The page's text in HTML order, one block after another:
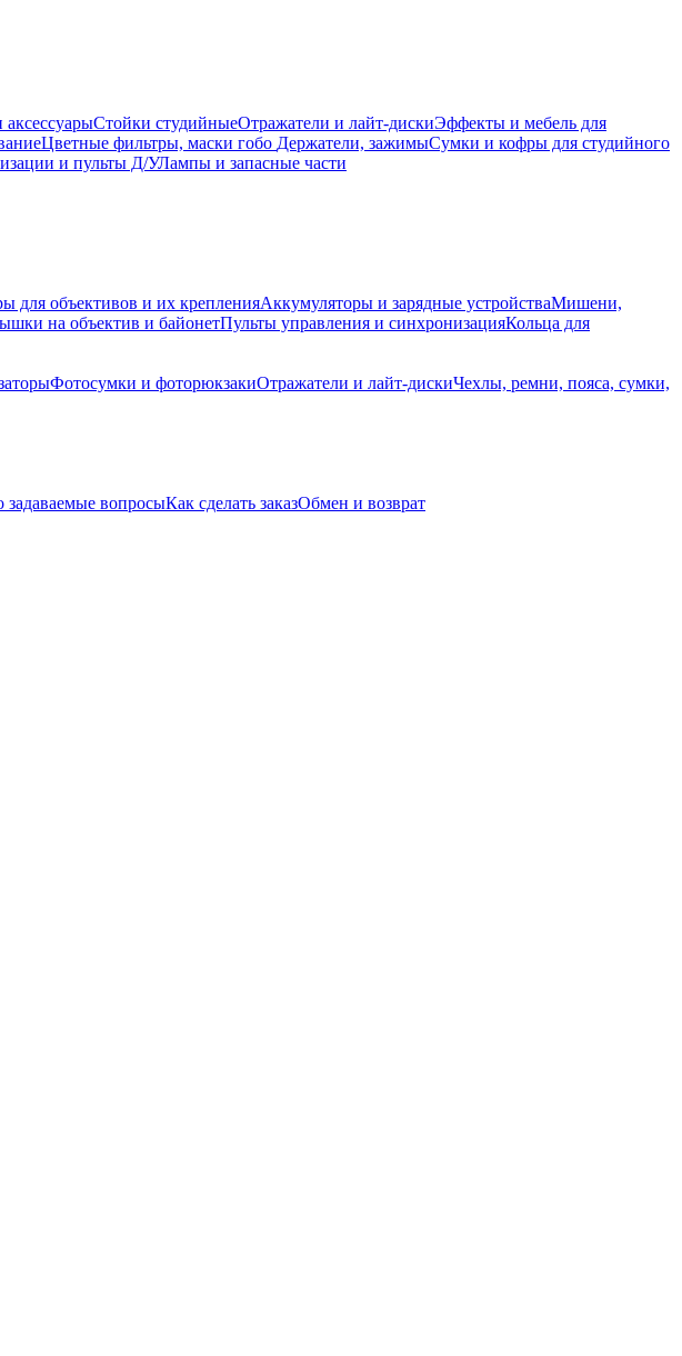
Стойки студийныеОтражатели и лайт-дискиЭффекты и мебель для
Цветные фильтры, маски гобо Держатели, зажимыСумки и кофры для студийного
и пульты Д/УЛампы и запасные части
для объективов и их крепленияАккумуляторы и зарядные устройстваМишени,
на объектив и байонетПульты управления и синхронизацияКольца для
Фотосумки и фоторюкзакиОтражатели и лайт-дискиЧехлы, ремни, пояса, сумки,
задаваемые вопросыКак сделать заказОбмен и возврат